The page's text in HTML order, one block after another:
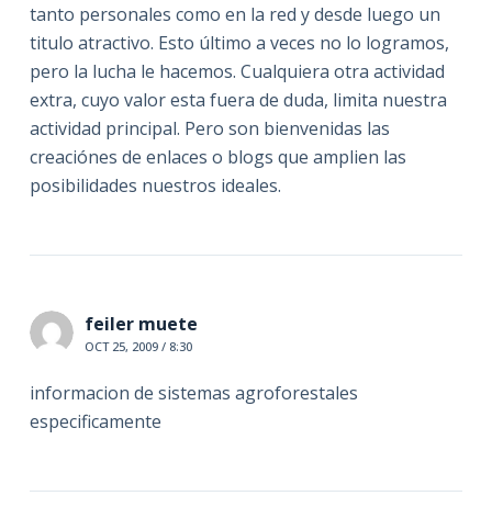
tanto personales como en la red y desde luego un
titulo atractivo. Esto último a veces no lo logramos,
pero la lucha le hacemos. Cualquiera otra actividad
extra, cuyo valor esta fuera de duda, limita nuestra
actividad principal. Pero son bienvenidas las
creaciónes de enlaces o blogs que amplien las
posibilidades nuestros ideales.
feiler muete
OCT 25, 2009 / 8:30
informacion de sistemas agroforestales
especificamente